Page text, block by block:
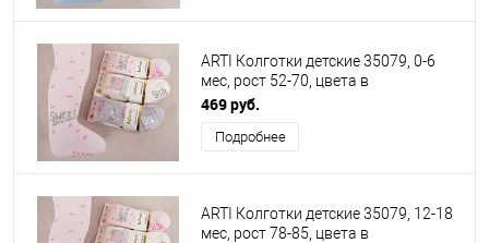
ARTI Колготки детские 35079, 0-6
мес, рост 52-70, цвета в
ассортименте
469 руб.
Подробнее
ARTI Колготки детские 35079, 12-18
мес, рост 78-85, цвета в